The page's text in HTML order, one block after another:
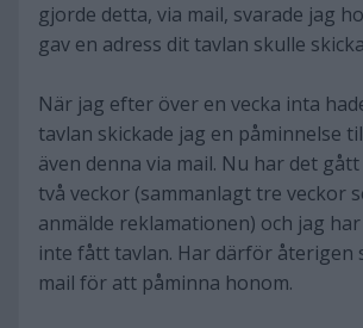
gjorde detta, via mail, svarade jag
gav en adress dit tavlan skulle
När jag efter över en vecka inta
tavlan skickade jag en påminnelse
även denna via mail. Nu har det
två veckor (sammanlagt tre veckor
anmälde reklamationen) och jag
inte fått tavlan. Har därför återigen
mail för att påminna honom.